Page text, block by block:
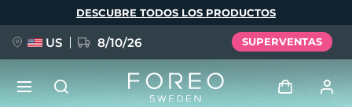
DESCUBRE TODOS LOS PRODUCTOS
US 8/10/26 SUPERVENTAS